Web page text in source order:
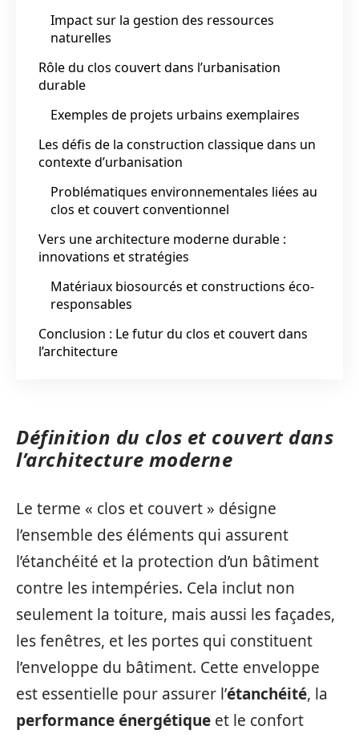
Impact sur la gestion des ressources
naturelles
Rôle du clos couvert dans l’urbanisation
durable
Exemples de projets urbains exemplaires
Les défis de la construction classique dans un
contexte d’urbanisation
Problématiques environnementales liées au
clos et couvert conventionnel
Vers une architecture moderne durable :
innovations et stratégies
Matériaux biosourcés et constructions éco-
responsables
Conclusion : Le futur du clos et couvert dans
l’architecture
Définition du clos et couvert dans
l’architecture moderne
Le terme « clos et couvert » désigne
l’ensemble des éléments qui assurent
l’étanchéité et la protection d’un bâtiment
contre les intempéries. Cela inclut non
seulement la toiture, mais aussi les façades,
les fenêtres, et les portes qui constituent
l’enveloppe du bâtiment. Cette enveloppe
est essentielle pour assurer l’étanchéité, la
performance énergétique et le confort